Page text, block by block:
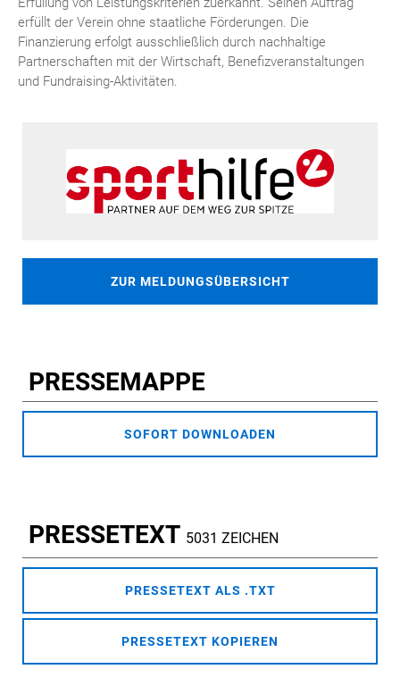
erfüllt der Verein ohne staatliche Förderungen. Die
Finanzierung erfolgt ausschließlich durch nachhaltige
Partnerschaften mit der Wirtschaft, Benefizveranstaltungen
und Fundraising-Aktivitäten.
ZUR MELDUNGSÜBERSICHT
PRESSEMAPPE
SOFORT DOWNLOADEN
PRESSETEXT 5031 ZEICHEN
PRESSETEXT ALS .TXT
PRESSETEXT KOPIEREN